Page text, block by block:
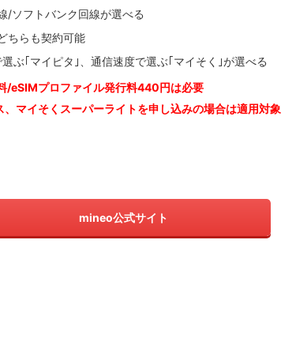
/ソフトバンク回線が選べる
ちらも契約可能
ぶ｢マイピタ｣、通信速度で選ぶ｢マイそく｣が選べる
/eSIMプロファイル発行料440円は必要
マイそくスーパーライトを申し込みの場合は適用対象
mineo公式サイト